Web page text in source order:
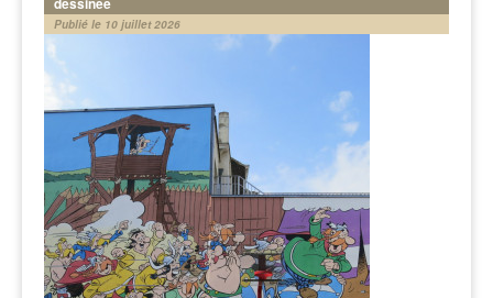
Publié le 10 juillet 2026